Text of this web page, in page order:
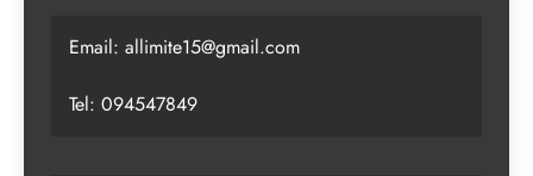
Email: allimite15@gmail.com
Tel: 094547849